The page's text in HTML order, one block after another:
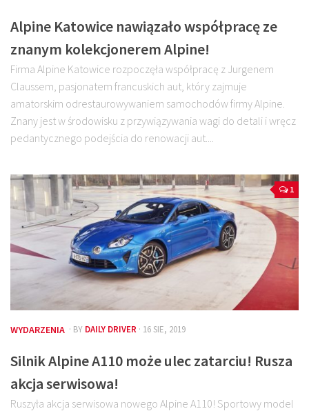
Alpine Katowice nawiązało współpracę ze
znanym kolekcjonerem Alpine!
Firma Alpine Katowice rozpoczęła współpracę z Jurgenem
Claussem, pasjonatem francuskich aut, który zajmuje
amatorskim odrestaurowywaniem samochodów firmy Alpine.
Znany jest w środowisku z przywiązywania wagi do detali i wręcz
pedantycznego podejścia do renowacji aut....
1
WYDARZENIA · BY DAILY DRIVER · 16 SIE, 2019
Silnik Alpine A110 może ulec zatarciu! Rusza
akcja serwisowa!
Ruszyła akcja serwisowa nowego Alpine A110! Sportowy model